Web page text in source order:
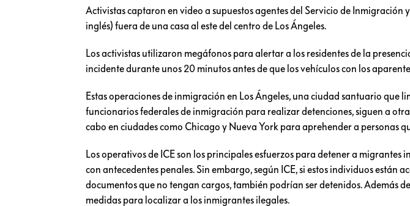
Activistas captaron en video a supuestos agentes del Servicio de Inmigración
inglés) fuera de una casa al este del centro de Los Ángeles.
Los activistas utilizaron megáfonos para alertar a los residentes de la
incidente durante unos 20 minutos antes de que los vehículos con los
Estas operaciones de inmigración en Los Ángeles, una ciudad santuario que
funcionarios federales de inmigración para realizar detenciones, siguen a
cabo en ciudades como Chicago y Nueva York para aprehender a personas
Los operativos de ICE son los principales esfuerzos para detener a migrantes
con antecedentes penales. Sin embargo, según ICE, si estos individuos están
documentos que no tengan cargos, también podrían ser detenidos. Además
medidas para localizar a los inmigrantes ilegales.